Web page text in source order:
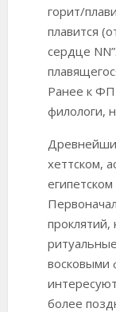
горит/
плавится
сердце
Ранее к
филологи,
хеттском,
восковыми
более